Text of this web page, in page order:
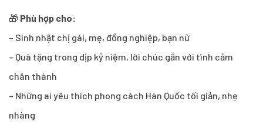
🎁 Phù hợp cho:
– Sinh nhật chị gái, mẹ, đồng nghiệp, bạn nữ
– Quà tặng trong dịp kỷ niệm, lời chúc gắn với tình cảm
chân thành
– Những ai yêu thích phong cách Hàn Quốc tối giản, nhẹ
nhàng